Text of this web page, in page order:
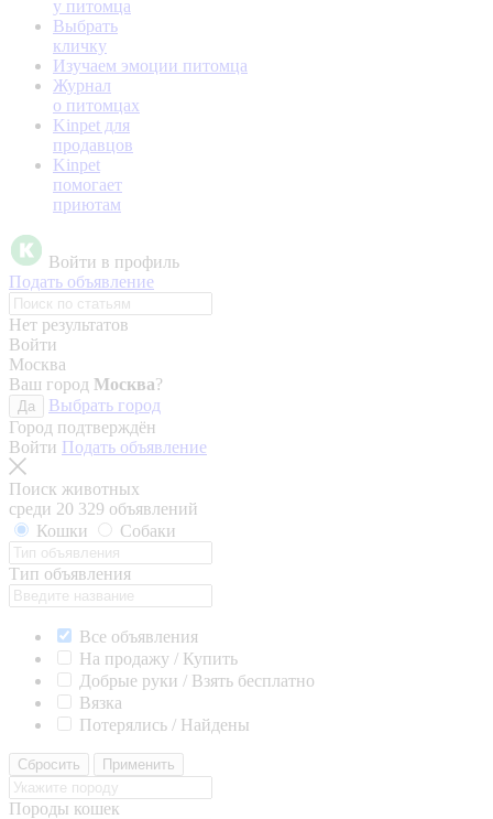
у питомца
Выбрать
кличку
Изучаем эмоции питомца
Журнал
о питомцах
Kinpet для
продавцов
Kinpet
помогает
приютам
Войти в профиль
Подать объявление
Нет результатов
Войти
Москва
Ваш город Москва?
Да
Выбрать город
Город подтверждён
Войти Подать объявление
Поиск животных
среди 20 329 объявлений
Кошки
Собаки
Тип объявления
Все объявления
На продажу / Купить
Добрые руки / Взять бесплатно
Вязка
Потерялись / Найдены
Сбросить Применить
Породы кошек